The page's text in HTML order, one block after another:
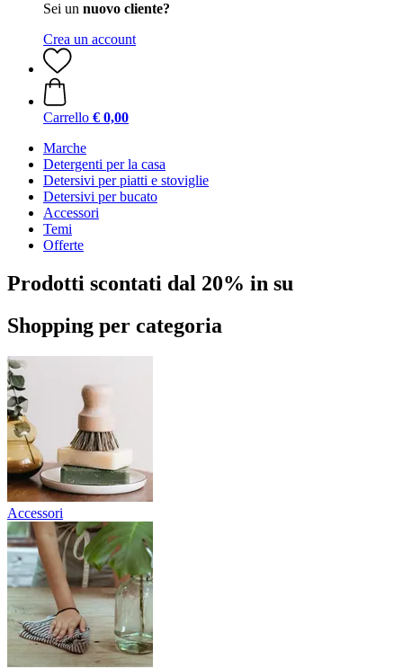
Sei un nuovo cliente?
Crea un account
Carrello € 0,00
Marche
Detergenti per la casa
Detersivi per piatti e stoviglie
Detersivi per bucato
Accessori
Temi
Offerte
Prodotti scontati dal 20% in su
Shopping per categoria
Accessori